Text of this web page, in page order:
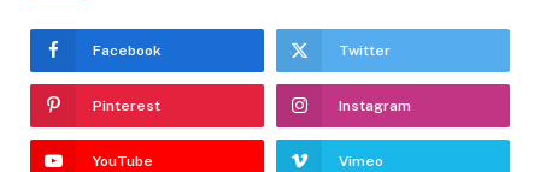
Facebook Twitter
Pinterest Instagram
YouTube Vimeo